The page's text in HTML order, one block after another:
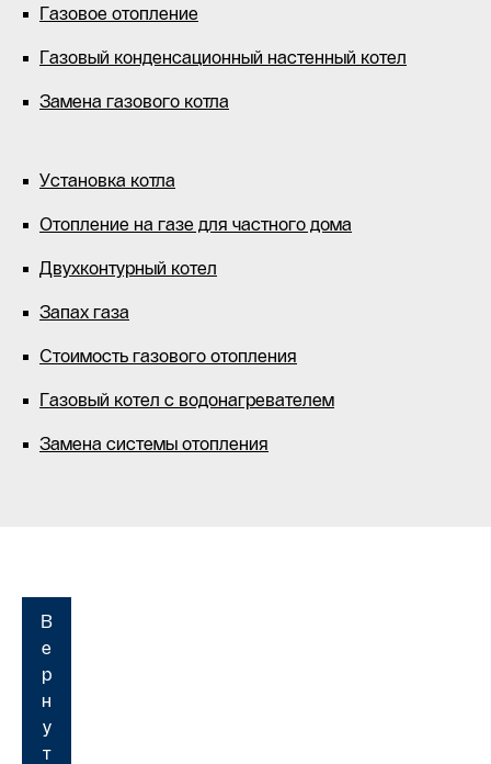
Газовое отопление
Газовый конденсационный настенный котел
Замена газового котла
Установка котла
Отопление на газе для частного дома
Двухконтурный котел
Запах газа
Стоимость газового отопления
Газовый котел с водонагревателем
Замена системы отопления
В
е
р
н
у
т